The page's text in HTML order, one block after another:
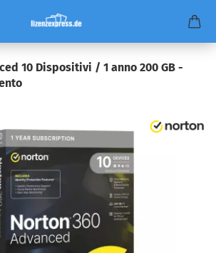
10 Dispositivi / 1 anno 200 GB -